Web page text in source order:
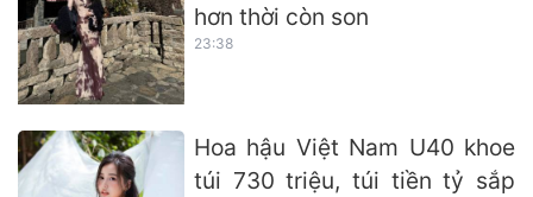
hơn thời còn son
23:38
Hoa hậu Việt Nam U40 khoe
túi 730 triệu, túi tiền tỷ sắp